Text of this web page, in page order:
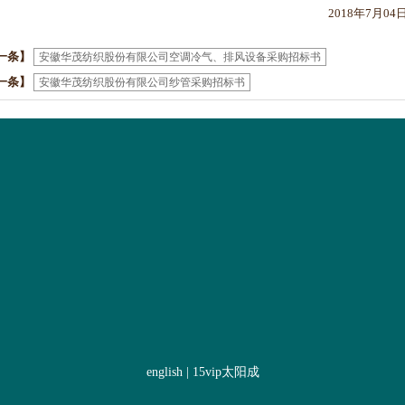
2018年7月04
条】 安徽华茂纺织股份有限公司空调冷气、排风设备采购招标书
条】 安徽华茂纺织股份有限公司纱管采购招标书
english| 15vip太阳成